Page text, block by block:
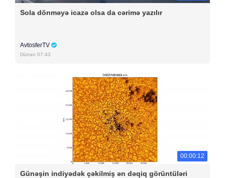
Sola dönməyə icazə olsa da cərimə yazılır
AvtosferTV
Dünən 07:43
00:00:12
Günəşin indiyədək çəkilmiş ən dəqiq görüntüləri